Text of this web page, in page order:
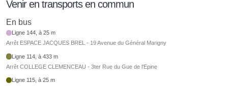
Venir en transports en commun
En bus
Ligne 144, à 25 m
Arrêt ESPACE JACQUES BREL - 19 Avenue du Général Marigny
Ligne 114, à 433 m
Arrêt COLLEGE CLEMENCEAU - 3ter Rue du Gue de l'Epine
Ligne 115, à 25 m